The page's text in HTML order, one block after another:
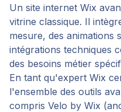
Un site internet Wix
vitrine classique. Il
mesure, des animations
intégrations techniques
des besoins métier
En tant qu'expert Wix
l'ensemble des outils
compris Velo by Wix